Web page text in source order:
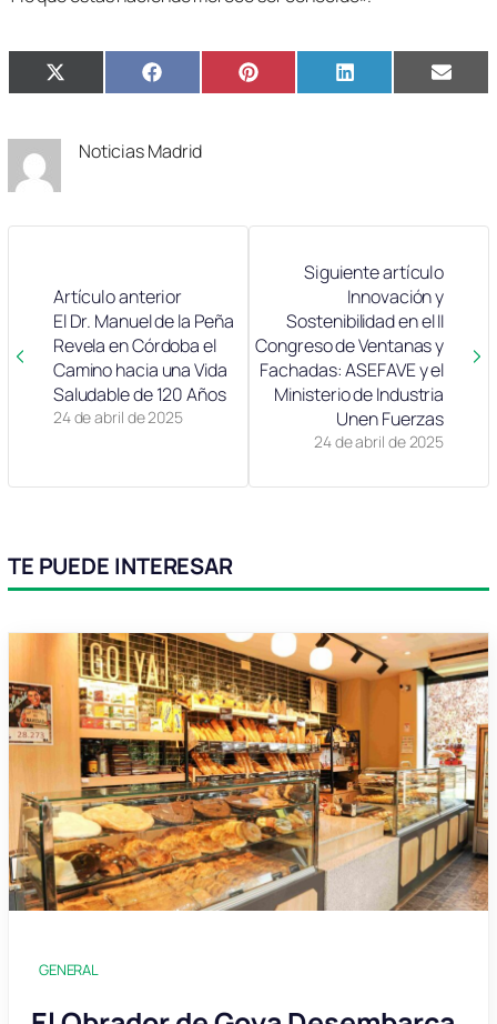
Compartir
en
X
(Twitter)
Compartir
en
Facebook Compartir
en
Pinterest Compartir
en
LinkedIn
en
Email
Noticias Madrid
Artículo anterior
24 de abril de 2025
El Dr. Manuel de la Peña
Revela en Córdoba el
Camino hacia una Vida
Saludable de 120 Años
Siguiente artículo
24 de abril de 2025
Innovación y
Sostenibilidad en el II
Congreso de Ventanas y
Fachadas: ASEFAVE y el
Ministerio de Industria
Unen Fuerzas
TE PUEDE INTERESAR
GENERAL